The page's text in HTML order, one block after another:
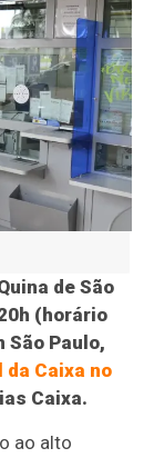
de São
(horário
São Paulo,
da Caixa no
Caixa.
ao alto